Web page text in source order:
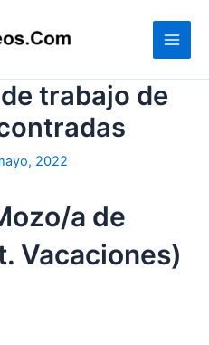
trabajo de
2022
a de
Vacaciones)